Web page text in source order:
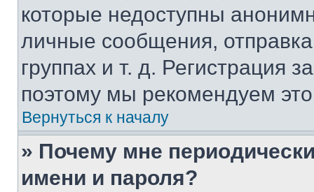
которые недоступны
личные сообщения,
группах и т. д. Регистрация
поэтому мы рекомендуем
Вернуться к началу
» Почему мне
имени и пароля?